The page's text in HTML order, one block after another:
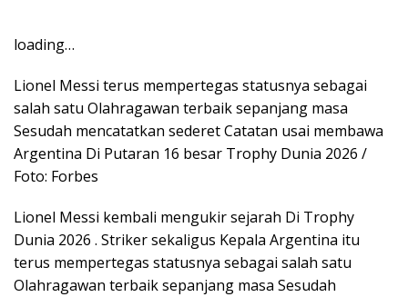
loading…
Lionel Messi terus mempertegas statusnya sebagai
salah satu Olahragawan terbaik sepanjang masa
Sesudah mencatatkan sederet Catatan usai membawa
Argentina Di Putaran 16 besar Trophy Dunia 2026 /
Foto: Forbes
Lionel Messi kembali mengukir sejarah Di Trophy
Dunia 2026 . Striker sekaligus Kepala Argentina itu
terus mempertegas statusnya sebagai salah satu
Olahragawan terbaik sepanjang masa Sesudah